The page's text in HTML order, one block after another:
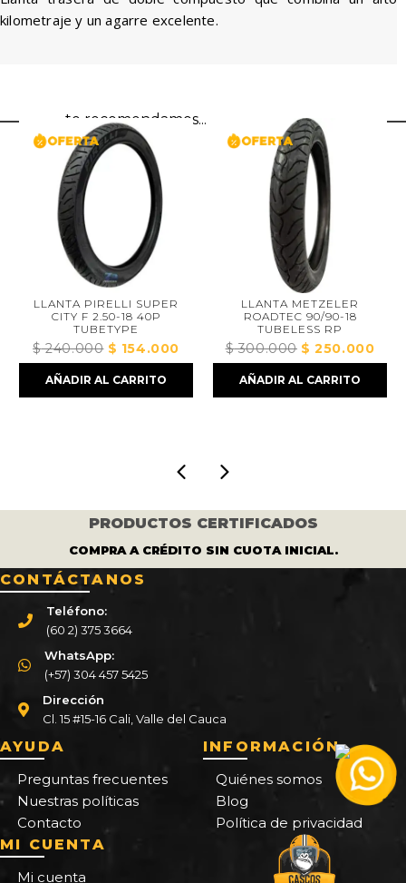
kilometraje y un agarre excelente.
te recomendamos...
LLANTA PIRELLI SUPER
CITY F 2.50-18 40P
TUBETYPE
$240.000 El
precio
original
$ 154.000El
precio
AÑADIR AL CARRITO
LLANTA METZELER
ROADTEC 90/90-18
TUBELESS RP
$300.000 El
precio
original
$ 250.000El
AÑADIR AL CARRITO
PRODUCTOS CERTIFICADOS
COMPRA A CRÉDITO SIN CUOTA INICIAL.
CONTÁCTANOS
Teléfono:
(60 2) 375 3664
WhatsApp:
(+57) 304 457 5425
Dirección
Cl. 15 #15-16 Cali, Valle del Cauca
AYUDA
Preguntas frecuentes
Nuestras políticas
Contacto
INFORMACIÓN
Quiénes somos
Blog
Política de privacidad
MI CUENTA
Mi cuenta